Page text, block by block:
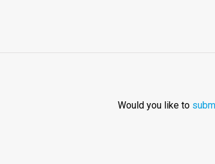
Would you like to